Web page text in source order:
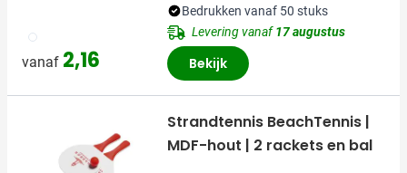
002
vanaf 2,16
Bedrukken vanaf 50 stuks
Levering vanaf17 augustus
Bekijk
Strandtennis BeachTennis |
MDF-hout | 2 rackets en bal